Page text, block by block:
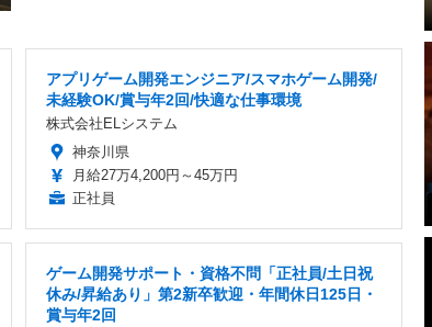
アプリゲーム開発エンジニア/スマホゲーム開発/
未経験OK/賞与年2回/快適な仕事環境
株式会社ELシステム
神奈川県
月給27万4,200円～45万円
正社員
ゲーム開発サポート・資格不問「正社員/土日祝
休み/昇給あり」第2新卒歓迎・年間休日125日・
賞与年2回